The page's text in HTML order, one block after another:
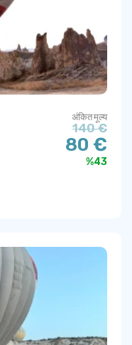
अंकित मूल्य
140 €
80 €
%43